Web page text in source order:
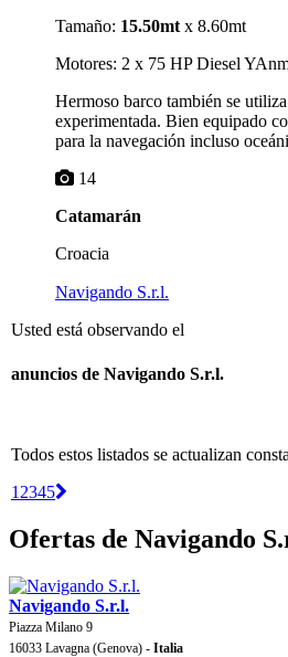
Tamaño: 15.50mt x 8.60mt
Motores: 2 x 75 HP Diesel
Hermoso barco también se
experimentada. Bien equipado
para la navegación incluso
14
Catamarán
Croacia
Navigando S.r.l.
Usted está observando el
anuncios de Navigando S.r.l.
Todos estos listados se actualizan
1 2345
Ofertas de Navigando
Navigando S.r.l.
Piazza Milano 9
16033 Lavagna (Genova) - Italia